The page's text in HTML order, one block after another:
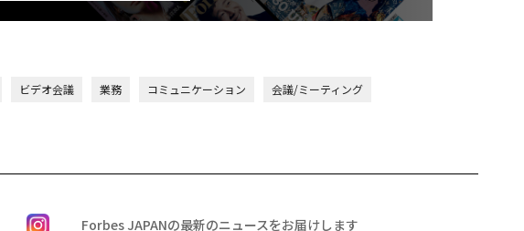
ビデオ会議 業務 コミュニケーション
会議/ミーティング
Forbes JAPANの最新のニュースをお届けします